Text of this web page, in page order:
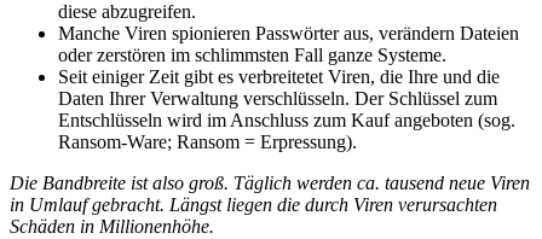
diese abzugreifen.
Manche Viren spionieren Passwörter aus, verändern Dateien
oder zerstören im schlimmsten Fall ganze Systeme.
Seit einiger Zeit gibt es verbreitetet Viren, die Ihre und die
Daten Ihrer Verwaltung verschlüsseln. Der Schlüssel zum
Entschlüsseln wird im Anschluss zum Kauf angeboten (sog.
Ransom-Ware; Ransom = Erpressung).
Die Bandbreite ist also groß. Täglich werden ca. tausend neue Viren
in Umlauf gebracht. Längst liegen die durch Viren verursachten
Schäden in Millionenhöhe.